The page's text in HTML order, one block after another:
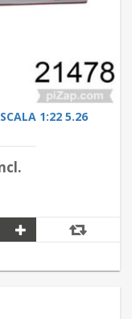
1:22 5.26